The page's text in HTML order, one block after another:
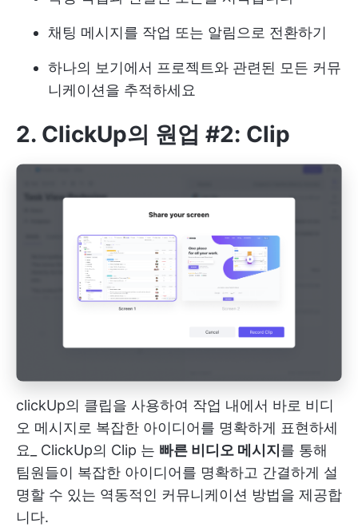
채팅 메시지를 작업 또는 알림으로 전환하기
하나의 보기에서 프로젝트와 관련된 모든 커뮤
니케이션을 추적하세요
2. ClickUp의 원업 #2: Clip
clickUp의 클립을 사용하여 작업 내에서 바로 비디
오 메시지로 복잡한 아이디어를 명확하게 표현하세
요_ ClickUp의 Clip 는 빠른 비디오 메시지를 통해
팀원들이 복잡한 아이디어를 명확하고 간결하게 설
명할 수 있는 역동적인 커뮤니케이션 방법을 제공합
니다.